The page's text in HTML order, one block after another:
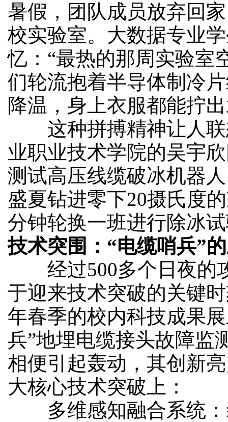
暑假，团队成员放弃回
校实验室。大数据专业
忆：“最热的那周实验室
们轮流抱着半导体制冷
降温，身上衣服都能拧
这种拼搏精神让人联
业职业技术学院的吴宇
测试高压线缆破冰机器
盛夏钻进零下20摄氏度
分钟轮换一班进行除冰
技术突围：“电缆哨兵”
经过500多个日夜的
于迎来技术突破的关键
年春季的校内科技成果
兵”地埋电缆接头故障监
相便引起轰动，其创新
大核心技术突破上：
多维感知融合系统：